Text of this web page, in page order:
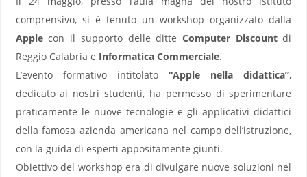
comprensivo, si è tenuto un workshop organizzato dalla
Applecon il supporto delle ditte Computer Discountdi
Reggio Calabria e Informatica Commerciale.
L’evento formativo intitolato“Apple nella didattica”,
dedicato ai nostri studenti, ha permesso di sperimentare
praticamente le nuove tecnologie e gli applicativi didattici
della famosa azienda americana nel campo dell’istruzione,
con la guida di esperti appositamente giunti.
Obiettivo del workshop era di divulgare nuove soluzioni nel